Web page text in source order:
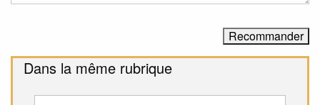
Dans la même rubrique